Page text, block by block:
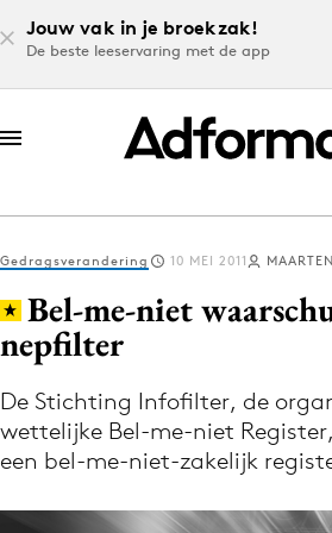
Jouw vak in je broekzak!
De beste leeservaring met de app
Log in
Volg het laatste nieuws
Nieuws app
Gedragsverandering 10 MEI 2011
Bel-me-niet
nepfilter
De Stichting Infofilter, de
wettelijke Bel-me-niet
een bel-me-niet-zakelijk